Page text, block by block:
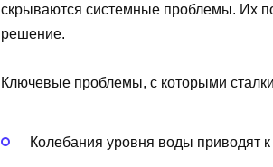
скрываются системные проблемы. Их
решение.
Ключевые проблемы, с которыми
Колебания уровня воды приводят